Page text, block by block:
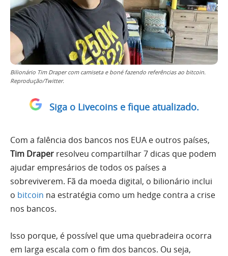
Bilionário Tim Draper com camiseta e boné fazendo referências ao bitcoin.
Reprodução/Twitter.
Siga o Livecoins e fique atualizado.
Com a falência dos bancos nos EUA e outros países,
Tim Draper resolveu compartilhar 7 dicas que podem
ajudar empresários de todos os países a
sobreviverem. Fã da moeda digital, o bilionário inclui
o bitcoin na estratégia como um hedge contra a crise
nos bancos.
Isso porque, é possível que uma quebradeira ocorra
em larga escala com o fim dos bancos. Ou seja,